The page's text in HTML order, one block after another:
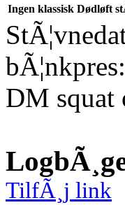
Ingen klassisk Dødløft
DM squat
TilfÃ¸j link